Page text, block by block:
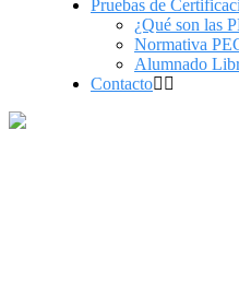
Pruebas de
¿Qué son las
Normativa
Alumnado
Contacto